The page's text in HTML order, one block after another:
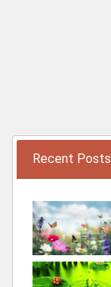
Recent Posts